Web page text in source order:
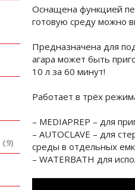
9
Оснащена функцией
готовую среду можно
Предназначена для
агара может быть
10 л за 60 минут!
Работает в трёх
– MEDIAPREP – для
– AUTOCLAVE – для
среды в отдельных
– WATERBATH для